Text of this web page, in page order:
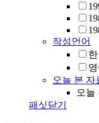
작성언어
영
오늘 본 자
오늘
패싯닫기